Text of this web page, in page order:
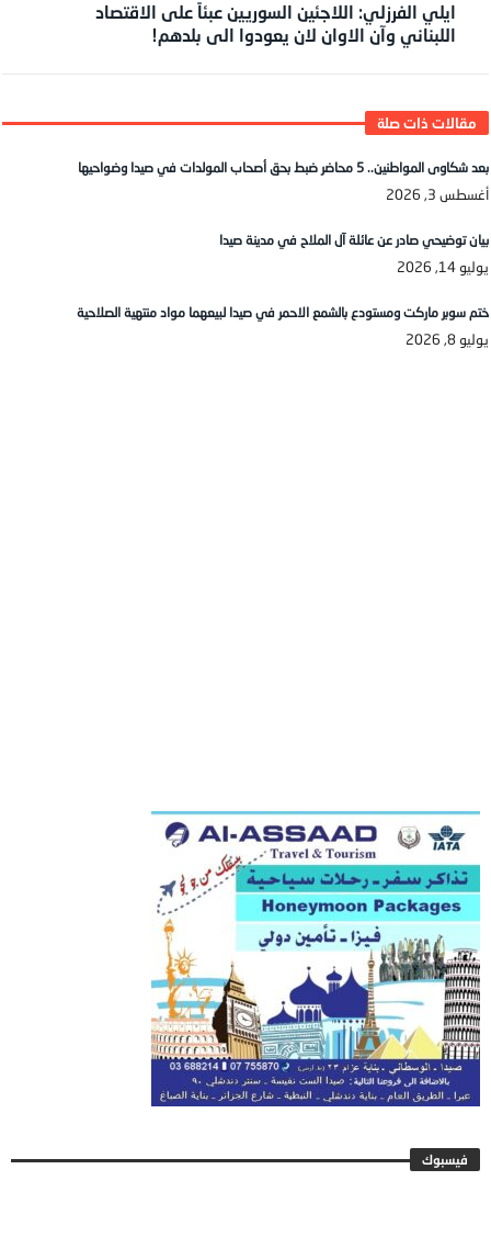
ايلي الفرزلي: اللاجئين السوريين عبئاً على الاقتصاد
اللبناني وآن الاوان لان يعودوا الى بلدهم!
بعد شكاوى المواطنين.. 5 محاضر ضبط بحق أصحاب المولدات في صيدا وضواحيها
أغسطس 3, 2026
بيان توضيحي صادر عن عائلة آل الملاح في مدينة صيدا
يوليو 14, 2026
ختم سوبر ماركت ومستودع بالشمع الاحمر في صيدا لبيعهما مواد منتهية الصلاحية
يوليو 8, 2026
فيسبوك